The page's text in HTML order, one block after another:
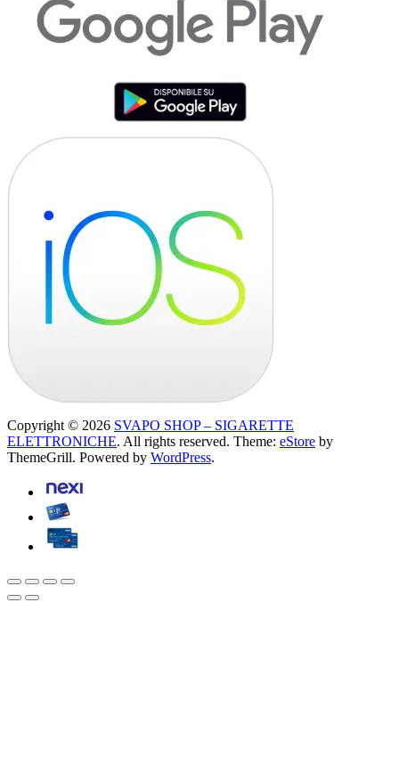
Copyright © 2026 SVAPO SHOP – SIGARETTE
ELETTRONICHE. All rights reserved. Theme: eStore by
ThemeGrill. Powered by WordPress.